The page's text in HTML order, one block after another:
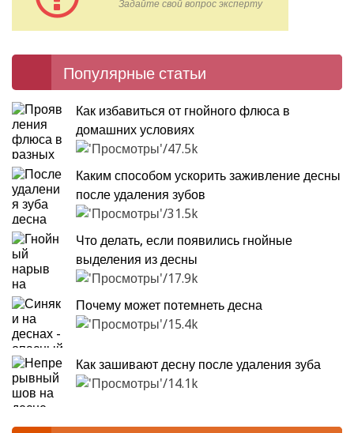
Задайте свой вопрос эксперту
Популярные статьи
Как избавиться от гнойного флюса в
домашних условиях
47.5k
Каким способом ускорить заживление десны
после удаления зубов
31.5k
Что делать, если появились гнойные
выделения из десны
17.9k
Почему может потемнеть десна
15.4k
Как зашивают десну после удаления зуба
14.1k